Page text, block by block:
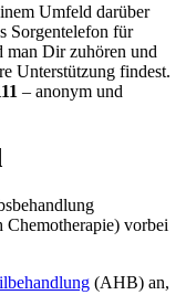
Umfeld darüber
Sorgentelefon für
Dir zuhören und
Unterstützung findest.
– anonym und
Chemotherapie) vorbei
(AHB) an,